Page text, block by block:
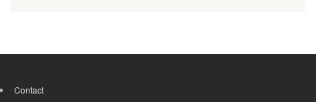
FOOTER
Contact